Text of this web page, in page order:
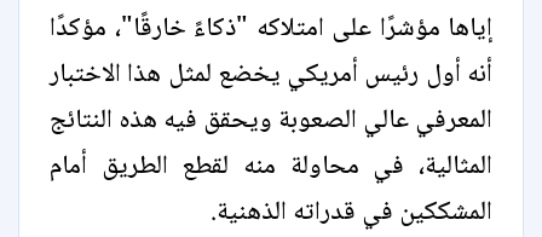
إياها مؤشرًا على امتلاكه "ذكاءً خارقًا"، مؤكدًا
أنه أول رئيس أمريكي يخضع لمثل هذا الاختبار
المعرفي عالي الصعوبة ويحقق فيه هذه النتائج
المثالية، في محاولة منه لقطع الطريق أمام
المشككين في قدراته الذهنية.